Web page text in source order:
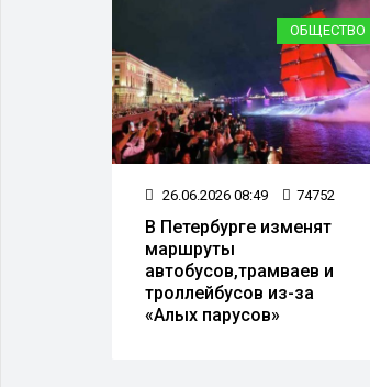
ОБЩЕСТВО
26.06.2026 08:49 74752
В Петербурге изменят
маршруты
автобусов,трамваев и
троллейбусов из-за
«Алых парусов»